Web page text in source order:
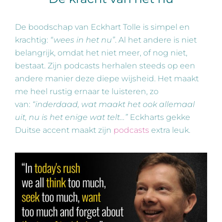
De boodschap van Eckhart Tolle is simpel en
krachtig: “wees in het nu”. Al het andere is niet
belangrijk, omdat het niet meer, of nog niet,
bestaat. Zijn podcasts herhalen steeds op een
andere manier deze diepe wijsheid. Het maakt
me heel rustig ernaar te luisteren, zo
van: “inderdaad, wat maakt het ook allemaal
uit, nu is het enige wat telt…” Eckharts gekke
Duitse accent maakt zijn podcasts extra leuk.